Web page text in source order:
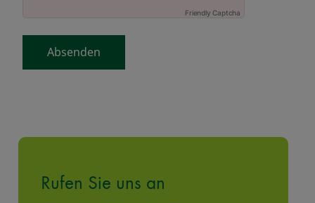
Friendly Captcha
Absenden
Rufen Sie uns an